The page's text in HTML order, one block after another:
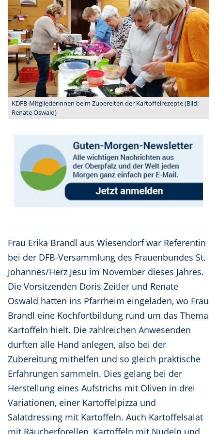
KDFB-Mitgliederinnen beim Zubereiten der Kartoffelrezepte (Bild:
Renate Oswald)
Frau Erika Brandl aus Wiesendorf war Referentin
bei der DFB-Versammlung des Frauenbundes St.
Johannes/Herz Jesu im November dieses Jahres.
Die Vorsitzenden Doris Zeitler und Renate
Oswald hatten ins Pfarrheim eingeladen, wo Frau
Brandl eine Kochfortbildung rund um das Thema
Kartoffeln hielt. Die zahlreichen Anwesenden
durften alle Hand anlegen, also bei der
Zubereitung mithelfen und so gleich praktische
Erfahrungen sammeln. Dies gelang bei der
Herstellung eines Aufstrichs mit Oliven in drei
Variationen, einer Kartoffelpizza und
Salatdressing mit Kartoffeln. Auch Kartoffelsalat
mit Räucherforellen, Kartoffeln mit Nudeln und